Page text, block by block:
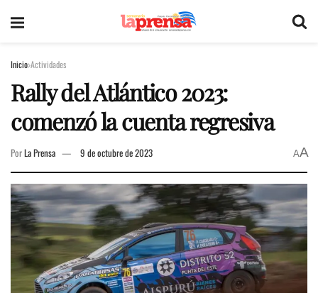
Inicio Actividades
Rally del Atlántico 2023:
comenzó la cuenta regresiva
PorLa Prensa 9 de octubre de 2023 AA